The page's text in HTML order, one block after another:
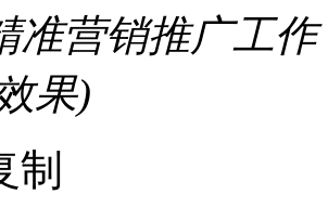
准营销推广工作
果)
制